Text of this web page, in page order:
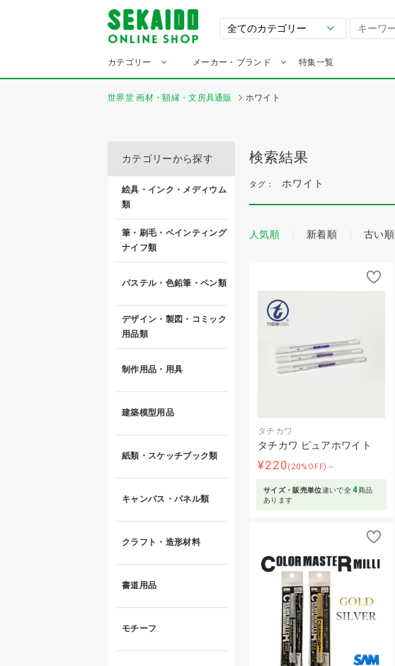
カテゴリー メーカー・ブランド 特集一覧
世界堂 画材・額縁・文房具通販 ホワイト
検索結果
タグ： ホワイト
人気順 新着順 古い順
タチカワ
タチカワ ピュアホワイト
¥220(20%OFF)～
サイズ・販売単位違いで全4商品
あります
カテゴリーから探す
絵具・インク・メディウム
類
筆・刷毛・ペインティング
ナイフ類
パステル・色鉛筆・ペン類
デザイン・製図・コミック
用品類
制作用品・用具
建築模型用品
紙類・スケッチブック類
キャンバス・パネル類
クラフト・造形材料
書道用品
モチーフ